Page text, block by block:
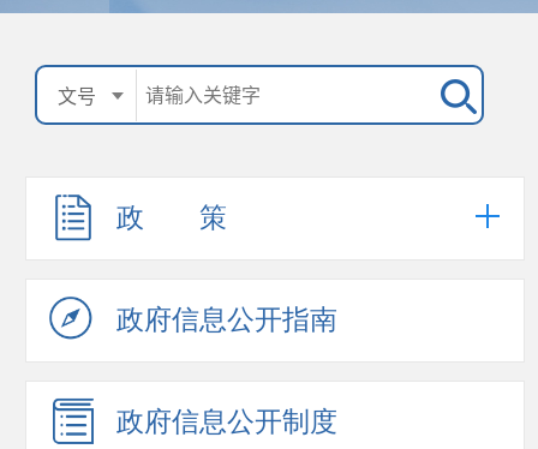
政 策
政府信息公开指南
政府信息公开制度